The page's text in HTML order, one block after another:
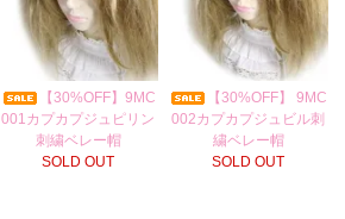
【30%OFF】9MC
001カプカプジュピリン
刺繍ベレー帽
SOLD OUT
【30%OFF】 9MC
002カプカプジュビル刺
繍ベレー帽
SOLD OUT